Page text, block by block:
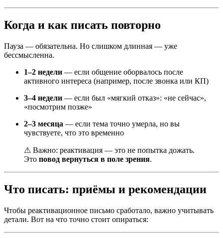
Когда и как писать повторно
Пауза — обязательна. Но слишком длинная — уже
бессмысленна.
1–2 недели — если общение оборвалось после
активного интереса (например, после звонка или КП)
3–4 недели — если был «мягкий отказ»: «не сейчас»,
«посмотрим позже»
2–3 месяца — если тема точно умерла, но вы
чувствуете, что это временно
⚠ Важно: реактивация — это не попытка дожать.
Это повод вернуться в поле зрения.
Что писать: приёмы и рекомендации
Чтобы реактивационное письмо сработало, важно учитывать
детали. Вот на что точно стоит опираться: